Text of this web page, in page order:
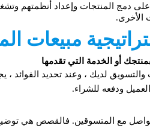
على دمج المنتجات وإعداد أنظمتهم
الأخرى.
مبيعات
أو الخدمة التي تقدمها
لديك ، وعند تحديد الفوائد ،
ودفعه للشراء.
مع المتسوقين. فالقصص هي توضيح